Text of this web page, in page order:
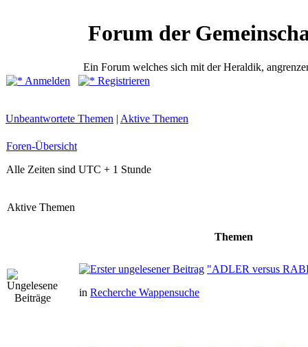
Forum der
Ein Forum welches sich mit der Heraldik,
Anmelden
Registrieren
Unbeantwortete Themen | Aktive Themen
Foren-Übersicht
Alle Zeiten sind UTC + 1 Stunde
Aktive Themen
Themen
"ADLER versus
in Recherche Wappensuche